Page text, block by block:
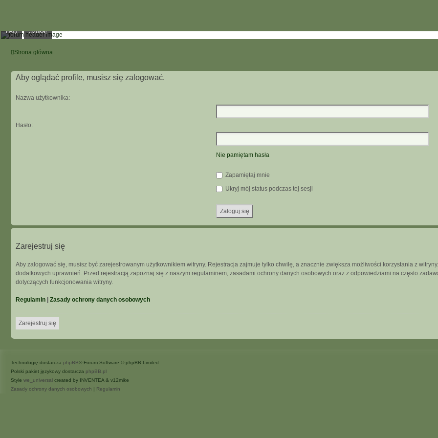
FAQ Szukaj
Strona główna
Aby oglądać profile, musisz się zalogować.
Nazwa użytkownika:
Hasło:
Nie pamiętam hasła
Zapamiętaj mnie
Ukryj mój status podczas tej sesji
Zarejestruj się
Aby zalogować się, musisz być zarejestrowanym użytkownikiem witryny. Rejestracja zajmuje tylko chwilę, a znacznie zwiększa możliwości korzystania z
dodatkowych uprawnień. Przed rejestracją zapoznaj się z naszym regulaminem, zasadami ochrony danych osobowych oraz z odpowiedziami na często
dotyczących funkcjonowania witryny.
Regulamin Zasady ochrony danych osobowych
Zarejestruj się
Technologię dostarcza phpBB® Forum Software © phpBB Limited
Polski pakiet językowy dostarcza phpBB.pl
Style we_universal created by INVENTEA & v12mike
Zasady ochrony danych osobowych | Regulamin